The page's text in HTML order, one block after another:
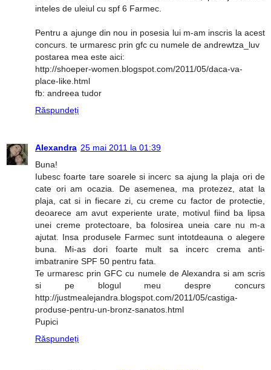
inteles de uleiul cu spf 6 Farmec.
Pentru a ajunge din nou in posesia lui m-am inscris la acest
concurs. te urmaresc prin gfc cu numele de andrewtza_luv
postarea mea este aici:
http://shoeper-women.blogspot.com/2011/05/daca-va-
place-like.html
fb: andreea tudor
Răspundeți
Alexandra 25 mai 2011 la 01:39
Buna!
Iubesc foarte tare soarele si incerc sa ajung la plaja ori de
cate ori am ocazia. De asemenea, ma protezez, atat la
plaja, cat si in fiecare zi, cu creme cu factor de protectie,
deoarece am avut experiente urate, motivul fiind ba lipsa
unei creme protectoare, ba folosirea uneia care nu m-a
ajutat. Insa produsele Farmec sunt intotdeauna o alegere
buna. Mi-as dori foarte mult sa incerc crema anti-
imbatranire SPF 50 pentru fata.
Te urmaresc prin GFC cu numele de Alexandra si am scris
si pe blogul meu despre concurs
http://justmealejandra.blogspot.com/2011/05/castiga-
produse-pentru-un-bronz-sanatos.html
Pupici
Răspundeți